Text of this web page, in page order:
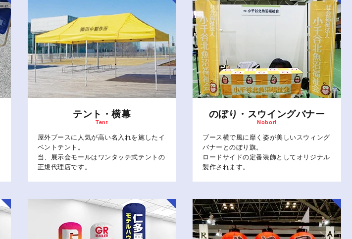
テント・横幕
屋外ブースに人気が高い名入れを施したイ
ベントテント。
当、展示会モールはワンタッチ式テントの
正規代理店です。
のぼり・スウイングバナー
ブース横で風に靡く姿が美しいスウィング
バナーとのぼり旗。
ロードサイドの定番装飾としてオリジナル
製作されます。